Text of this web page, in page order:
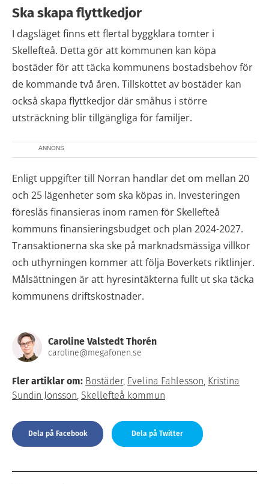
Ska skapa flyttkedjor
I dagsläget finns ett flertal byggklara tomter i
Skellefteå. Detta gör att kommunen kan köpa
bostäder för att täcka kommunens bostadsbehov för
de kommande två åren. Tillskottet av bostäder kan
också skapa flyttkedjor där småhus i större
utsträckning blir tillgängliga för familjer.
ANNONS
Enligt uppgifter till Norran handlar det om mellan 20
och 25 lägenheter som ska köpas in. Investeringen
föreslås finansieras inom ramen för Skellefteå
kommuns finansieringsbudget och plan 2024-2027.
Transaktionerna ska ske på marknadsmässiga villkor
och uthyrningen kommer att följa Boverkets riktlinjer.
Målsättningen är att hyresintäkterna fullt ut ska täcka
kommunens driftskostnader.
Caroline Valstedt Thorén
caroline@megafonen.se
Fler artiklar om: Bostäder, Evelina Fahlesson, Kristina
Sundin Jonsson, Skellefteå kommun
Dela på Facebook Dela på Twitter